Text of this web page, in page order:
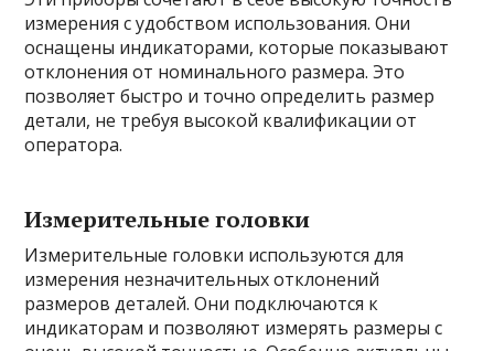
измерения с удобством использования. Они
оснащены индикаторами, которые показывают
отклонения от номинального размера. Это
позволяет быстро и точно определить размер
детали, не требуя высокой квалификации от
оператора.
Измерительные головки
Измерительные головки используются для
измерения незначительных отклонений
размеров деталей. Они подключаются к
индикаторам и позволяют измерять размеры с